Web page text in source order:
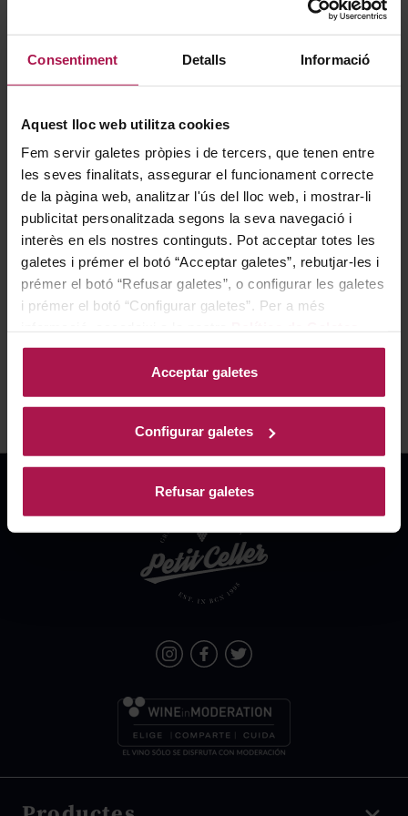
Consentiment Detalls Informació
Aquest lloc web utilitza cookies
Fem servir galetes pròpies i de tercers, que tenen entre
les seves finalitats, assegurar el funcionament correcte
de la pàgina web, analitzar l'ús del lloc web, i mostrar-li
publicitat personalitzada segons la seva navegació i
interès en els nostres continguts. Pot acceptar totes les
galetes i prémer el botó “Acceptar galetes”, rebutjar-les i
prémer el botó “Refusar galetes”, o configurar les galetes
i prémer el botó “Configurar galetes”. Per a més
Acceptar galetes
Configurar galetes
Refusar galetes
DO Costers del Segre
Raimat El Molí
Raimat
2020
Special Price
9,89 €
Regular Price
12,36 €